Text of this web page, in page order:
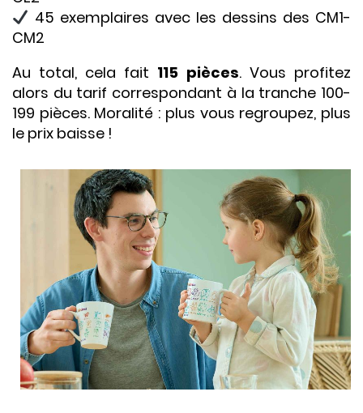
45 exemplaires avec les dessins des CM1-
CM2
Au total, cela fait 115 pièces. Vous profitez
alors du tarif correspondant à la tranche 100-
199 pièces. Moralité : plus vous regroupez, plus
le prix baisse !